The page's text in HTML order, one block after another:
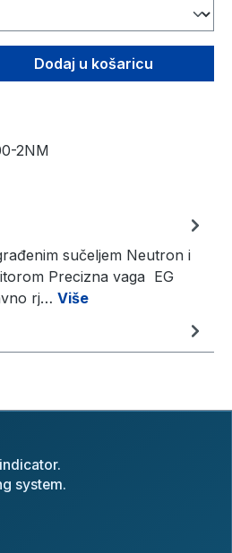
Unesite željenu
Dodaj u košaricu
2NM
sučeljem Neutron i
Precizna vaga EG
rj… Više
system.